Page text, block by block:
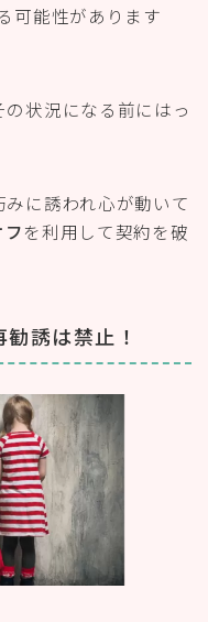
可能性があります
状況になる前にはっ
に誘われ心が動いて
を利用して契約を破
誘は禁止！